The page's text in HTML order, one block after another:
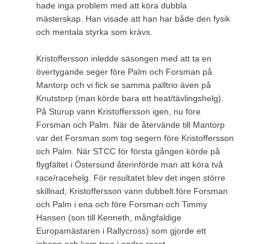
hade inga problem med att köra dubbla
mästerskap. Han visade att han har både den fysik
och mentala styrka som krävs.
Kristoffersson inledde säsongen med att ta en
övertygande seger före Palm och Forsman på
Mantorp och vi fick se samma palltrio även på
Knutstorp (man körde bara ett heat/tävlingshelg).
På Sturup vann Kristoffersson igen, nu före
Forsman och Palm. När de återvände till Mantorp
var det Forsman som tog segern före Kristoffersson
och Palm. När STCC för första gången körde på
flygfältet i Östersund återinförde man att köra två
race/racehelg. För resultatet blev det ingen större
skillnad; Kristoffersson vann dubbelt före Forsman
och Palm i ena och före Forsman och Timmy
Hansen (son till Kenneth, mångfaldige
Europamästaren i Rallycross) som gjorde ett